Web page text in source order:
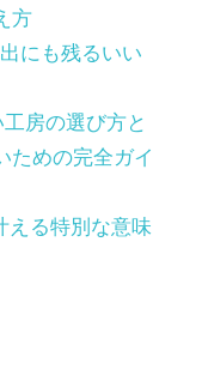
方
にも残るいい
房の選び方と
ための完全ガイ
える特別な意味